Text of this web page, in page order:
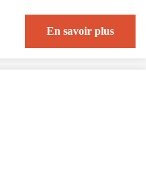
En savoir plus